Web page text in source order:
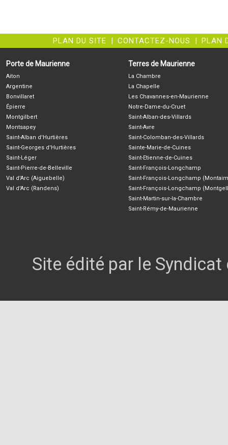
PLAN DU SITE | CONTACTEZ-NOUS | PLAN
Porte de Maurienne
Aiton
Argentine
Bonvillaret
Épierre
Montgilbert
Montsapey
Saint-Alban d'Hurtières
Saint-Georges d'Hurtières
Saint-Léger
Saint-Pierre-de-Belleville
Val d'Arc (Aiguebelle)
Val d'Arc (Randens)
Terres de Maurienne
La Chambre
La Chapelle
Les Chavannes-en-Maurienne
Notre-Dame-du-Cruet
Saint-Alban-des-Villards
Saint-Avre
Saint-Colomban-des-Villards
Sainte-Marie-de-Cuines
Saint-Etienne-de-Cuines
Saint-François-Longchamp
Saint-François-Longchamp
Saint-François-Longchamp
Saint-Martin-sur-la-Chambre
Saint-Rémy-de-Maurienne
Site édité par le